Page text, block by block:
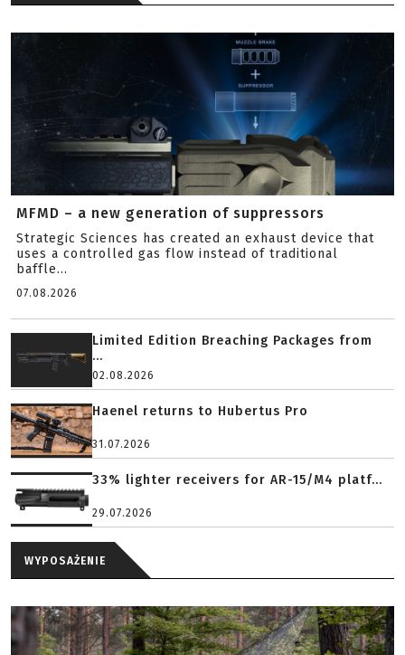
MFMD – a new generation of suppressors
Strategic Sciences has created an exhaust device that
uses a controlled gas flow instead of traditional
baffle...
07.08.2026
Limited Edition Breaching Packages from
...
02.08.2026
Haenel returns to Hubertus Pro
31.07.2026
33% lighter receivers for AR-15/M4 platf...
29.07.2026
WYPOSAŻENIE